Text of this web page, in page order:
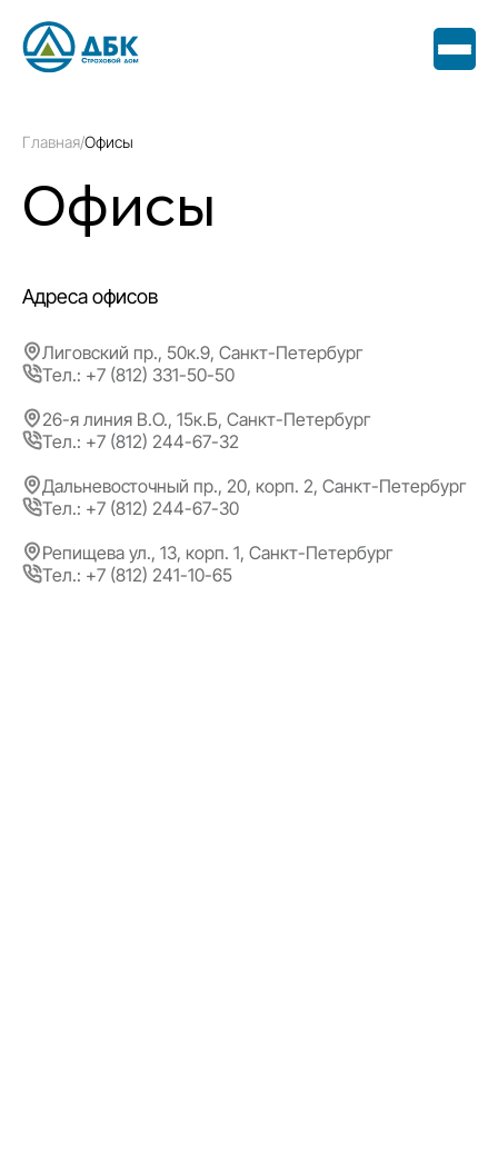
Главная/Офисы
Офисы
Адреса офисов
Лиговский пр., 50к.9, Санкт-Петербург
Тел.: +7 (812) 331-50-50
26-я линия В.О., 15к.Б, Санкт-Петербург
Тел.: +7 (812) 244-67-32
Дальневосточный пр., 20, корп. 2, Санкт-Петербург
Тел.: +7 (812) 244-67-30
Репищева ул., 13, корп. 1, Санкт-Петербург
Тел.: +7 (812) 241-10-65